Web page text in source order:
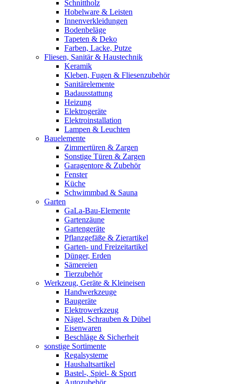
Schnittholz
Hobelware & Leisten
Innenverkleidungen
Bodenbeläge
Tapeten & Deko
Farben, Lacke, Putze
Fliesen, Sanitär & Haustechnik
Keramik
Kleben, Fugen & Fliesenzubehör
Sanitärelemente
Badausstattung
Heizung
Elektrogeräte
Elektroinstallation
Lampen & Leuchten
Bauelemente
Zimmertüren & Zargen
Sonstige Türen & Zargen
Garagentore & Zubehör
Fenster
Küche
Schwimmbad & Sauna
Garten
GaLa-Bau-Elemente
Gartenzäune
Gartengeräte
Pflanzgefäße & Zierartikel
Garten- und Freizeitartikel
Dünger, Erden
Sämereien
Tierzubehör
Werkzeug, Geräte & Kleineisen
Handwerkzeuge
Baugeräte
Elektrowerkzeug
Nägel, Schrauben & Dübel
Eisenwaren
Beschläge & Sicherheit
sonstige Sortimente
Regalsysteme
Haushaltsartikel
Bastel-, Spiel- & Sport
Autozubehör